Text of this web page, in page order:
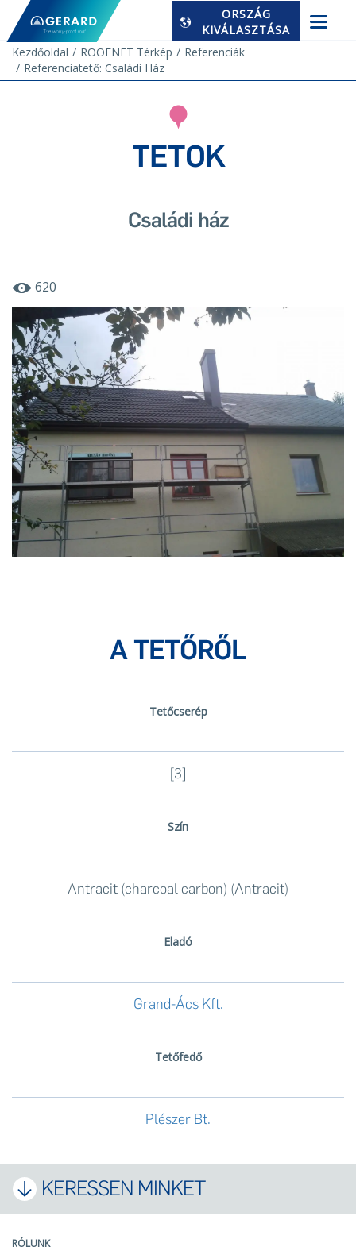
ORSZÁG
KIVÁLASZTÁSA
Kezdőoldal
ROOFNET Térkép
Referenciák
Referenciatető: Családi Ház
TETOK
Családi ház
620
A TETŐRŐL
Tetőcserép
[3]
Szín
Antracit (charcoal carbon) (Antracit)
Eladó
Grand-Ács Kft.
Tetőfedő
Plészer Bt.
KERESSEN MINKET
RÓLUNK